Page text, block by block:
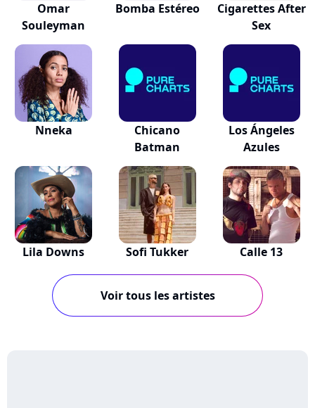
Omar
Souleyman
Bomba Estéreo
Cigarettes After
Sex
Nneka
Chicano
Batman
Los Ángeles
Azules
Lila Downs Sofi Tukker Calle 13
Voir tous les artistes